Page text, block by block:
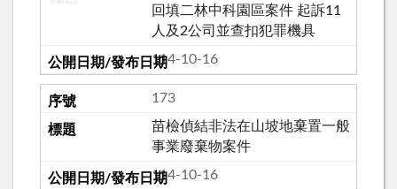
回填二林中科園區案件 起訴11
人及2公司並查扣犯罪機具
114-10-16
173
苗檢偵結非法在山坡地棄置一般
事業廢棄物案件
114-10-16